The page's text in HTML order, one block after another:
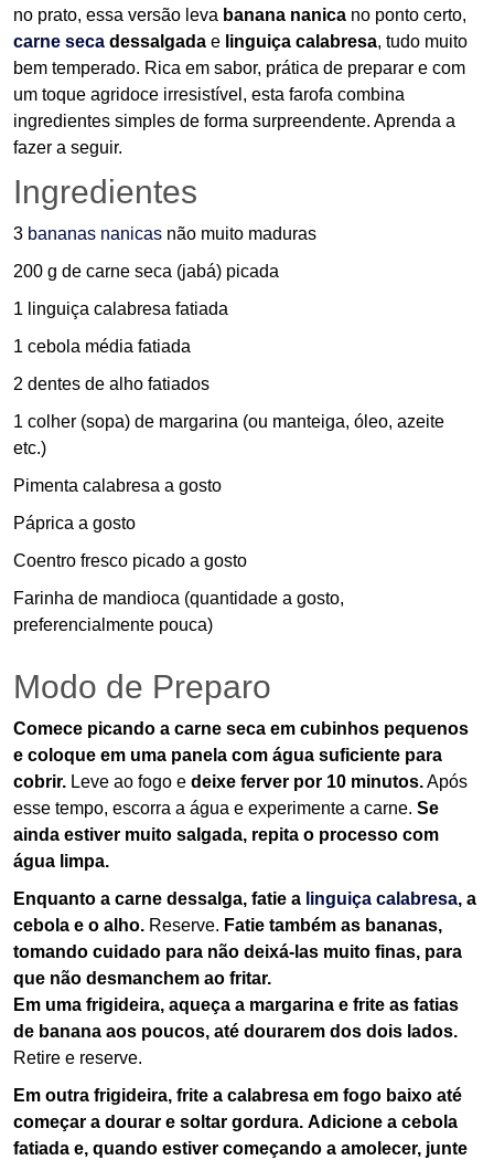
no prato, essa versão leva banana nanica no ponto certo,
carne seca dessalgada e linguiça calabresa, tudo muito
bem temperado. Rica em sabor, prática de preparar e com
um toque agridoce irresistível, esta farofa combina
ingredientes simples de forma surpreendente. Aprenda a
fazer a seguir.
Ingredientes
3 bananas nanicas não muito maduras
200 g de carne seca (jabá) picada
1 linguiça calabresa fatiada
1 cebola média fatiada
2 dentes de alho fatiados
1 colher (sopa) de margarina (ou manteiga, óleo, azeite
etc.)
Pimenta calabresa a gosto
Páprica a gosto
Coentro fresco picado a gosto
Farinha de mandioca (quantidade a gosto,
preferencialmente pouca)
Modo de Preparo
Comece picando a carne seca em cubinhos pequenos
e coloque em uma panela com água suficiente para
cobrir. Leve ao fogo e deixe ferver por 10 minutos.Após
esse tempo, escorra a água e experimente a carne. Se
ainda estiver muito salgada, repita o processo com
água limpa.
Enquanto a carne dessalga, fatie a linguiça calabresa, a
cebola e o alho. Reserve. Fatie também as bananas,
tomando cuidado para não deixá-las muito finas, para
que não desmanchem ao fritar.
Em uma frigideira, aqueça a margarina e frite as fatias
de banana aos poucos, até dourarem dos dois lados.
Retire e reserve.
Em outra frigideira, frite a calabresa em fogo baixo até
começar a dourar e soltar gordura. Adicione a cebola
fatiada e, quando estiver começando a amolecer, junte